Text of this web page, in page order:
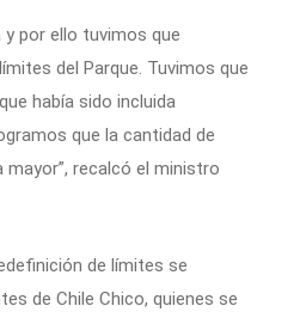
y por ello tuvimos que
del Parque. Tuvimos que
había sido incluida
que la cantidad de
recalcó el ministro
de límites se
de Chile Chico, quienes se